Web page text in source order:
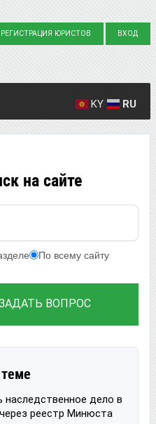
РЕГИСТРАЦИЯ ЮРИСТОВ ВХОД
KY RU
на сайте
По всему сайту
ВОПРОС
наследственное дело в
реестр Минюста